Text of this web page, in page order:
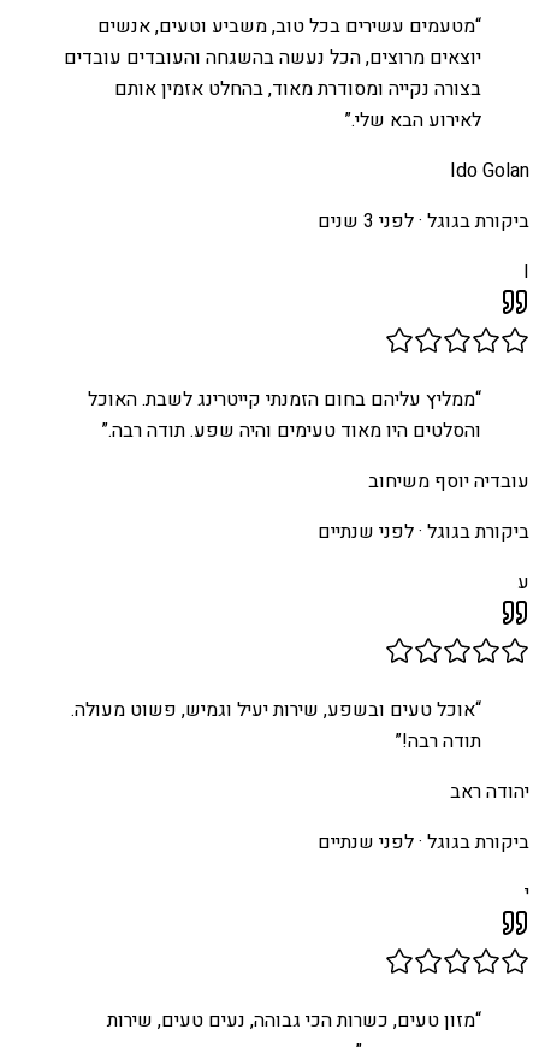
“מטעמים עשירים בכל טוב, משביע וטעים, אנשים
יוצאים מרוצים, הכל נעשה בהשגחה והעובדים עובדים
בצורה נקייה ומסודרת מאוד, בהחלט אזמין אותם
לאירוע הבא שלי.”
Ido Golan
ביקורת בגוגל ·לפני 3 שנים
I
“ממליץ עליהם בחום הזמנתי קייטרינג לשבת. האוכל
והסלטים היו מאוד טעימים והיה שפע. תודה רבה.”
עובדיה יוסף משיחוב
ביקורת בגוגל ·לפני שנתיים
ע
“אוכל טעים ובשפע, שירות יעיל וגמיש, פשוט מעולה.
תודה רבה!”
יהודה ראב
ביקורת בגוגל ·לפני שנתיים
י
“מזון טעים, כשרות הכי גבוהה, נעים טעים, שירות